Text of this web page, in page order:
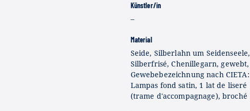
Künstler/in
–
Material
Seide, Silberlahn um Seidenseele,
Silberfrisé, Chenillegarn, gewebt,
Gewebebezeichnung nach CIETA:
Lampas fond satin, 1 lat de liseré
(trame d'accompagnage), broché